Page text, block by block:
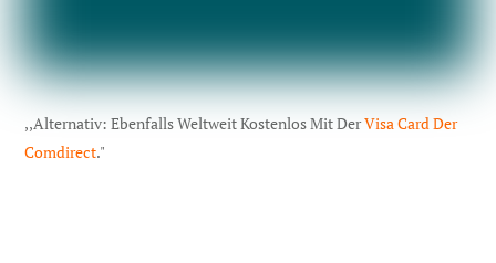
,,Alternativ: Ebenfalls Weltweit Kostenlos Mit DerVisa Card Der
Comdirect."